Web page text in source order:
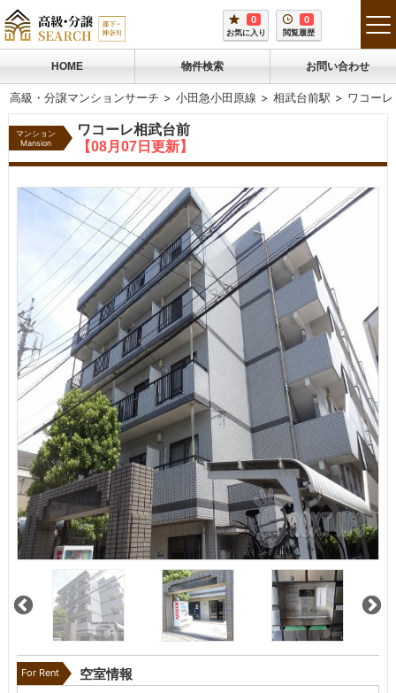
0
お気に入り
0
閲覧履歴
HOME 物件検索 お問い合わせ
高級・分譲マンションサーチ 小田急小田原線 相武台前駅 ワコー
マンション
Mansion
ワコーレ相武台前
【08月07日更新】
For Rent 空室情報